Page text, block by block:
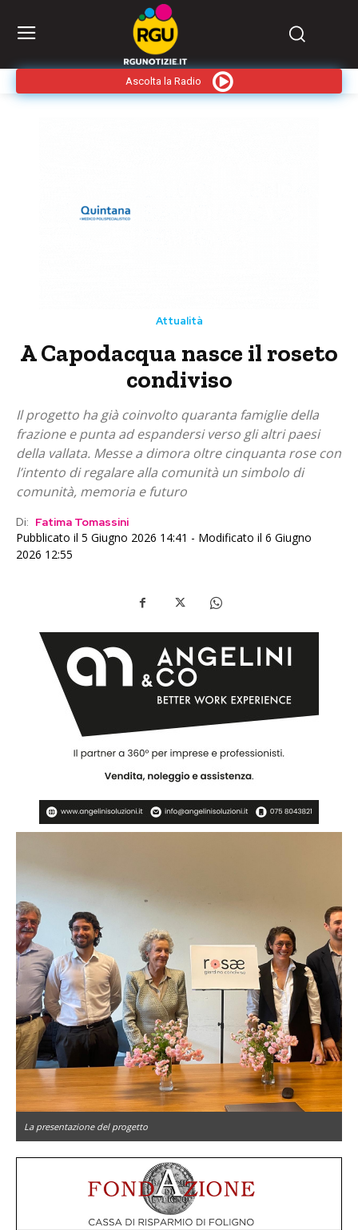
Ascolta la Radio
Attualità
A Capodacqua nasce il roseto
condiviso
Il progetto ha già coinvolto quaranta famiglie della
frazione e punta ad espandersi verso gli altri paesi
della vallata. Messe a dimora oltre cinquanta rose con
l’intento di regalare alla comunità un simbolo di
comunità, memoria e futuro
Di: Fatima Tomassini
Pubblicato il 5 Giugno 2026 14:41 - Modificato il 6 Giugno
2026 12:55
La presentazione del progetto